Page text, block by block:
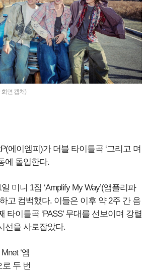
면 캡처)
에이엠피)가 더블 타이틀곡 ‘그리고 며
에 돌입한다.
미니 1집 ‘Amplify My Way’(앰플리파
고 컴백했다. 이들은 이후 약 2주 간 음
타이틀곡 ‘PASS’ 무대를 선보이며 강렬
선을 사로잡았다.
‘엠
로 두 번